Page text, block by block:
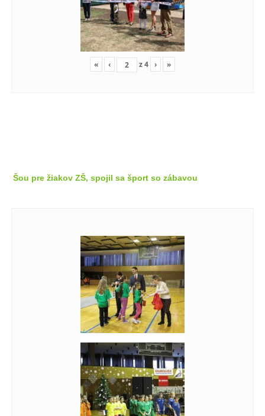
« ‹ z4 › »
Šou pre žiakov ZŠ, spojil sa šport so zábavou